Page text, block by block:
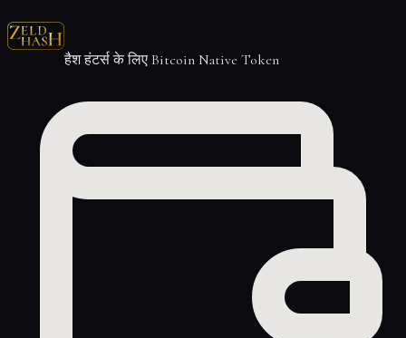
हैश हंटर्स के लिए Bitcoin Native Token